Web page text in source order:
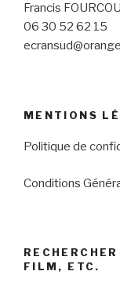
Francis
06 30 52 62 15
MENTIONS
Politique de
Conditions
FILM, ETC.